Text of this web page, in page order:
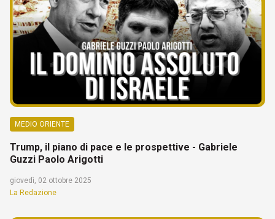
MEDIO ORIENTE
Trump, il piano di pace e le prospettive - Gabriele
Guzzi Paolo Arigotti
giovedì, 02 ottobre 2025
La Redazione